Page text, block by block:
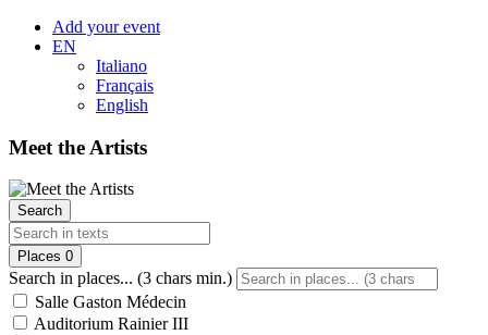
Add your event
EN
Italiano
Français
English
Meet the Artists
Search
Places 0
Search in places... (3 chars min.)
Salle Gaston Médecin
Auditorium Rainier III